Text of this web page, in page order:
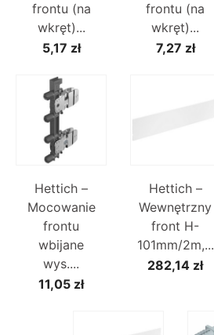
frontu (na
wkręt)...
5,17 zł
frontu (na
wkręt)...
7,27 zł
Hettich –
Mocowanie
frontu
wbijane
wys....
11,05 zł
Hettich –
Wewnętrzny
front H-
101mm/2m,...
282,14 zł